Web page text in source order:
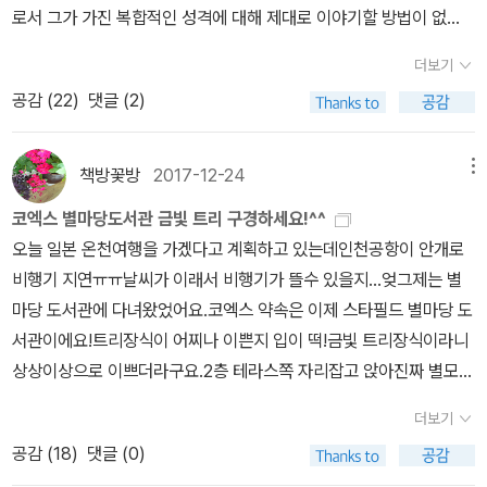
을 돌아보고 함께 사랑을 나누는, 따스하고 복된 크리스마스가 되길~
더보기
공감 (22) 댓글 (2)
책방꽃방 2017-12-24
코엑스 별마당도서관 금빛 트리 구경하세요!^^
오늘 일본 온천여행을 가겠다고 계획하고 있는데인천공항이 안개로
비행기 지연ㅠㅠ날씨가 이래서 비행기가 뜰수 있을지...엊그제는 별
마당 도서관에 다녀왔었어요.코엑스 약속은 이제 스타필드 별마당 도
서관이에요!트리장식이 어찌나 이쁜지 입이 떡!금빛 트리장식이라니
상상이상으로 이쁘더라구요.2층 테라스쪽 자리잡고 앉아진짜 별모양
2층 테라스 자리잡고 책 보면 짱일듯!크리스마스 지나도 한동안 그냥
둘거 같은데평일에 일부러 나가고 싶네요!저는 코엑스 가면객석이 있
더보기
공감 (18) 댓글 (0)